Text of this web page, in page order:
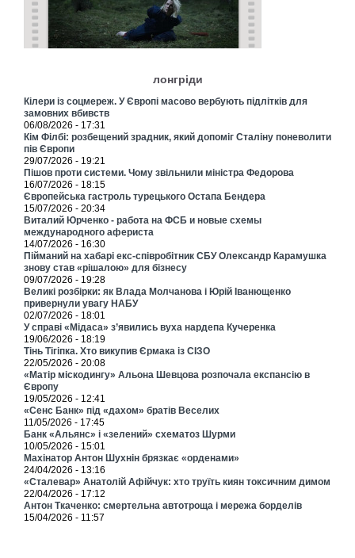
лонгріди
Кілери із соцмереж. У Європі масово вербують підлітків для
замовних вбивств
06/08/2026 - 17:31
Кім Філбі: розбещений зрадник, який допоміг Сталіну поневолити
пів Європи
29/07/2026 - 19:21
Пішов проти системи. Чому звільнили міністра Федорова
16/07/2026 - 18:15
Європейська гастроль турецького Остапа Бендера
15/07/2026 - 20:34
Виталий Юрченко - работа на ФСБ и новые схемы
международного афериста
14/07/2026 - 16:30
Пійманий на хабарі екс-співробітник СБУ Олександр Карамушка
знову став «рішалою» для бізнесу
09/07/2026 - 19:28
Великі розбірки: як Влада Молчанова і Юрій Іванющенко
привернули увагу НАБУ
02/07/2026 - 18:01
У справі «Мідаса» з’явились вуха нардепа Кучеренка
19/06/2026 - 18:19
Тінь Тігіпка. Хто викупив Єрмака із СІЗО
22/05/2026 - 20:08
«Матір міскодингу» Альона Шевцова розпочала експансію в
Європу
19/05/2026 - 12:41
«Сенс Банк» під «дахом» братів Веселих
11/05/2026 - 17:45
Банк «Альянс» і «зелений» схематоз Шурми
10/05/2026 - 15:01
Махінатор Антон Шухнін брязкає «орденами»
24/04/2026 - 13:16
«Сталевар» Анатолій Афійчук: хто труїть киян токсичним димом
22/04/2026 - 17:12
Антон Ткаченко: смертельна автотроща і мережа борделів
15/04/2026 - 11:57